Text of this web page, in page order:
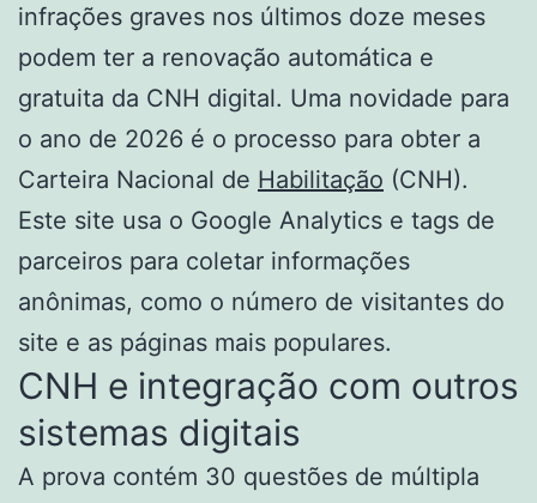
infrações graves nos últimos doze meses
podem ter a renovação automática e
gratuita da CNH digital. Uma novidade para
o ano de 2026 é o processo para obter a
Carteira Nacional de Habilitação (CNH).
Este site usa o Google Analytics e tags de
parceiros para coletar informações
anônimas, como o número de visitantes do
site e as páginas mais populares.
CNH e integração com outros
sistemas digitais
A prova contém 30 questões de múltipla